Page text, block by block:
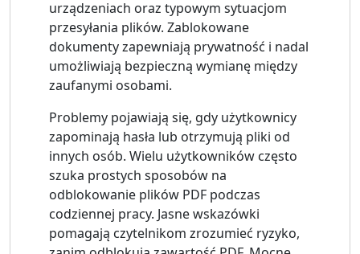
urządzeniach oraz typowym sytuacjom
przesyłania plików. Zablokowane
dokumenty zapewniają prywatność i nadal
umożliwiają bezpieczną wymianę między
zaufanymi osobami.
Problemy pojawiają się, gdy użytkownicy
zapominają hasła lub otrzymują pliki od
innych osób. Wielu użytkowników często
szuka prostych sposobów na
odblokowanie plików PDF podczas
codziennej pracy. Jasne wskazówki
pomagają czytelnikom zrozumieć ryzyko,